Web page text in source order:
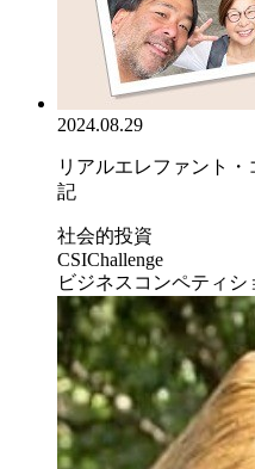
2024.08.29
リアルエレファント
記
社会的投資
CSIChallenge
ビジネスコンペティシ